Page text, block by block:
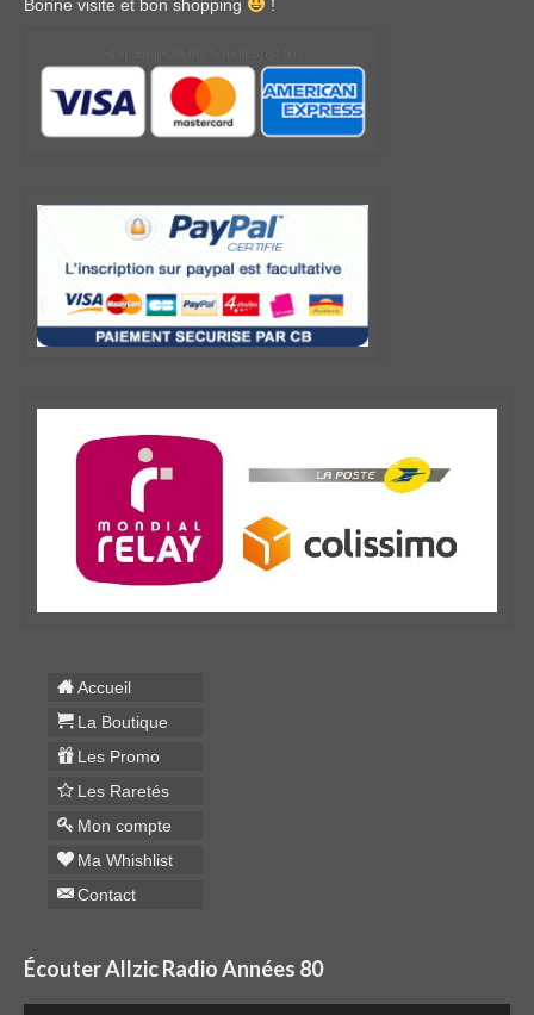
Bonne visite et bon shopping !
Accueil
La Boutique
Les Promo
Les Raretés
Mon compte
Ma Whishlist
Contact
Écouter Allzic Radio Années 80